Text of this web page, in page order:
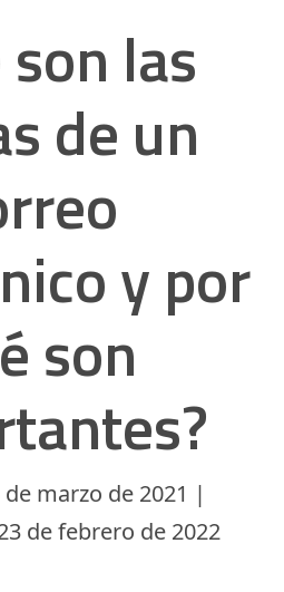
son las
de un
y por
son
marzo de 2021 |
de febrero de 2022